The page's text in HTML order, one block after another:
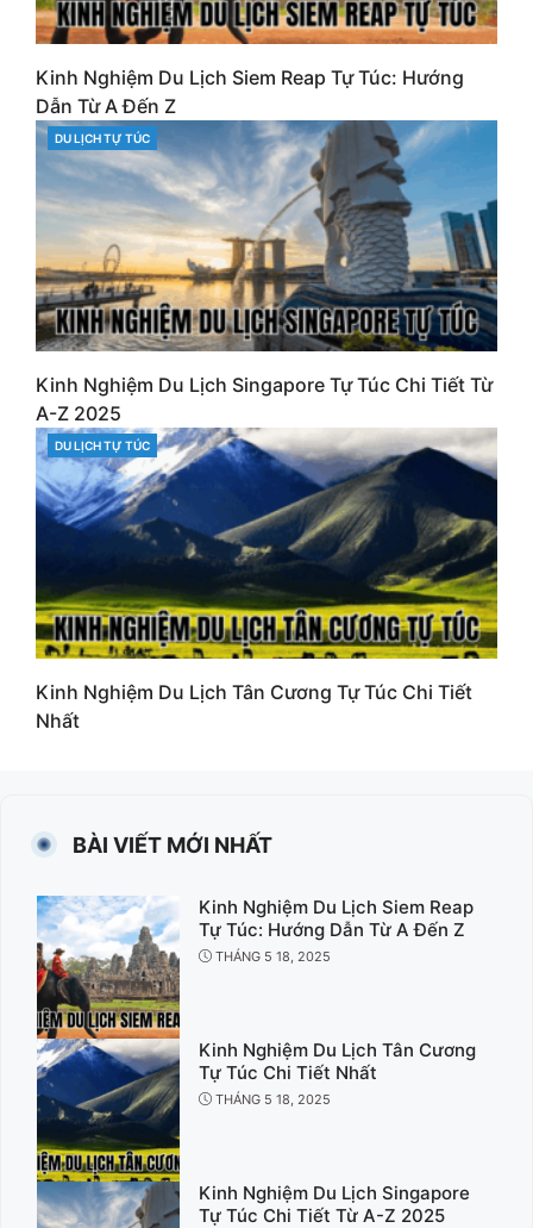
Kinh Nghiệm Du Lịch Siem Reap Tự Túc: Hướng
Dẫn Từ A Đến Z
CATEGORIES
DU LỊCH TỰ TÚC
Kinh Nghiệm Du Lịch Singapore Tự Túc Chi Tiết Từ
A-Z 2025
CATEGORIES
DU LỊCH TỰ TÚC
Kinh Nghiệm Du Lịch Tân Cương Tự Túc Chi Tiết
Nhất
BÀI VIẾT MỚI NHẤT
Kinh Nghiệm Du Lịch Siem Reap
Tự Túc: Hướng Dẫn Từ A Đến Z
THÁNG 5 18, 2025
Kinh Nghiệm Du Lịch Tân Cương
Tự Túc Chi Tiết Nhất
THÁNG 5 18, 2025
Kinh Nghiệm Du Lịch Singapore
Tự Túc Chi Tiết Từ A-Z 2025